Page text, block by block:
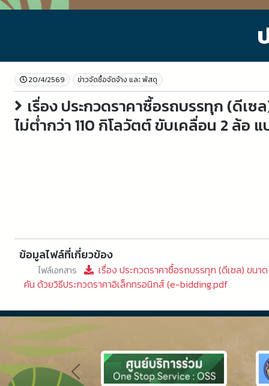
20/4/2569 ข่าวจัดชื้อจัดจ้าง และ พัสดุ
เรื่อง ประกวดราคาซื้อรถบรรทุก (ดีเ
ไม่ต่ำกว่า 110 กิโลวัตต์ ขับเคลื่อน 2 ล้อ
ข้อมูลไฟล์ที่เกี่ยวข้อง
ไฟล์เอกสาร
เรื่อง ประกวดราคาซื้อรถบรรทุก (ดีเซล) ขน
คัน ด้วยวิธีประกวดราคาอิเล็กทรอนิกส์ (e-bidding.pdf
Previous